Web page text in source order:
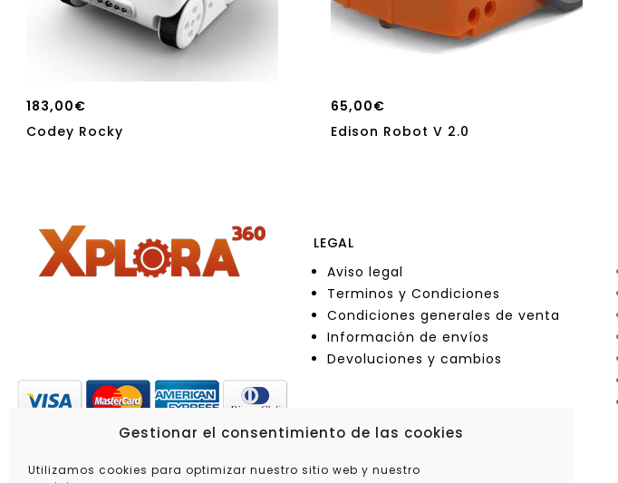
Gestionar el consentimiento de las cookies
Utilizamos cookies para optimizar nuestro sitio web y nuestro
183,00€
Codey Rocky
65,00€
Edison Robot V 2.0
LEGAL
Aviso legal
Terminos y Condiciones
Condiciones generales de venta
Información de envíos
Devoluciones y cambios